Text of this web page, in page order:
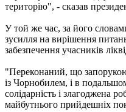
територію", - сказав
У той же час, за його
зусилля на вирішення
забезпечення учасників
"Переконаний, що
із Чорнобилем, і в
солідарність і злагоджена
майбутнього прийдешніх